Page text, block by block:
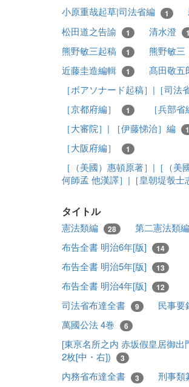
小原重哉起草|司法省編 1
松田道之告諭 1 清水澄 1
熊野敏三起稿 1 熊野敏三
近藤圭造編輯 1 髙田敬五
［ボアソナード起稿］|［司法
［京都府編］ 1 ［兵部省
［大審院］| ［伊藤悌治］編 1
［大阪府編］ 1
［（美國）惠頓原著］|［（美
何師孟 他漢譯］|［皇朝堤彀士
タイトル
憲法類編 28 第二憲法類編
布告全書 明治6年[版] 14
布告全書 明治5年[版] 13
布告全書 明治4年[版] 12
司法省布達全書 9 民事要
萬國公法 4巻 6
[東亰名所之内 赤坂假皇居御出
2枚[中・右])
3
内務省布達全書 3 刑事類